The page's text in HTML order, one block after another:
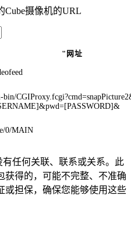
Cube摄像机的URL
"网址
bin/
0/MAIN
有任何关联、联系或关系。此
获得的，可能不完整、不准确
或担保，确保您能够使用这些